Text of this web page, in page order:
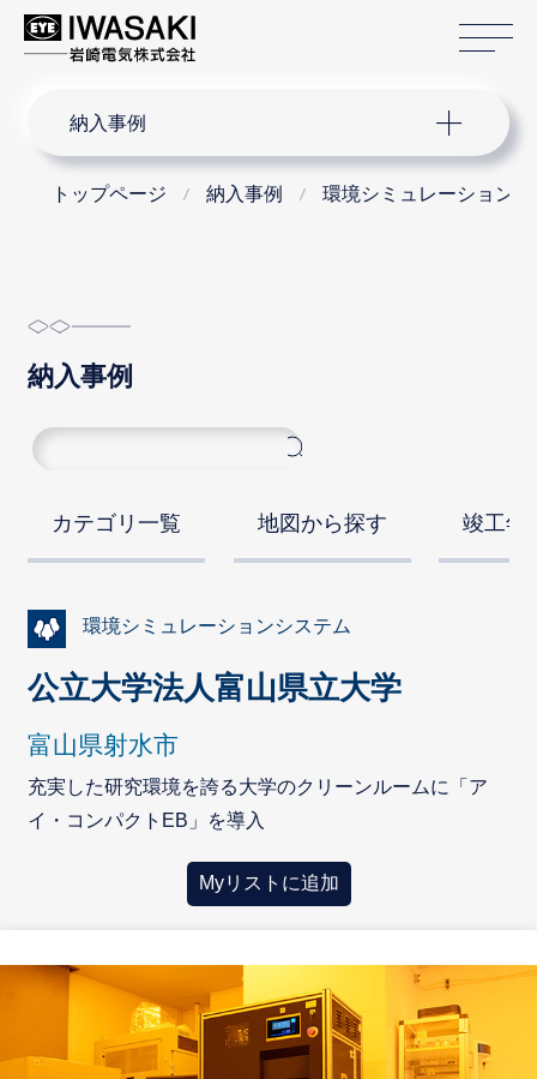
納入事例
トップページ 納入事例 環境シミュレーション
納入事例
カテゴリ一覧 地図から探す 竣工年
環境シミュレーションシステム
公立大学法人富山県立大学
富山県射水市
充実した研究環境を誇る大学のクリーンルームに「ア
イ・コンパクトEB」を導入
Myリストに追加